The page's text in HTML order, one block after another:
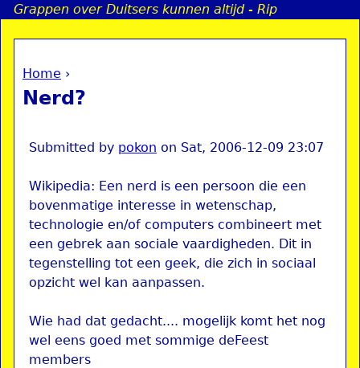
Jump to navigation
Grappen over Duitsers kunnen altijd - Rip
You are here
Home ›
Nerd?
Submitted by pokon on Sat, 2006-12-09 23:07
Wikipedia: Een nerd is een persoon die een
bovenmatige interesse in wetenschap,
technologie en/of computers combineert met
een gebrek aan sociale vaardigheden. Dit in
tegenstelling tot een geek, die zich in sociaal
opzicht wel kan aanpassen.
Wie had dat gedacht.... mogelijk komt het nog
wel eens goed met sommige deFeest
members